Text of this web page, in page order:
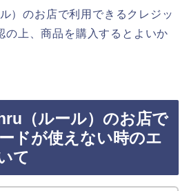
）のお店で利用できるクレジッ
の上、商品を購入するとよいか
（ルール）のお店で
ドが使えない時のエ
て